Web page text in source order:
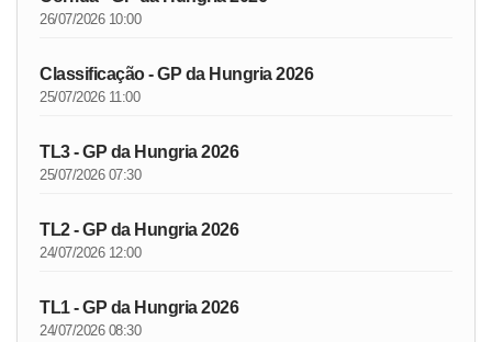
26/07/2026 10:00
Classificação - GP da Hungria 2026
25/07/2026 11:00
TL3 - GP da Hungria 2026
25/07/2026 07:30
TL2 - GP da Hungria 2026
24/07/2026 12:00
TL1 - GP da Hungria 2026
24/07/2026 08:30